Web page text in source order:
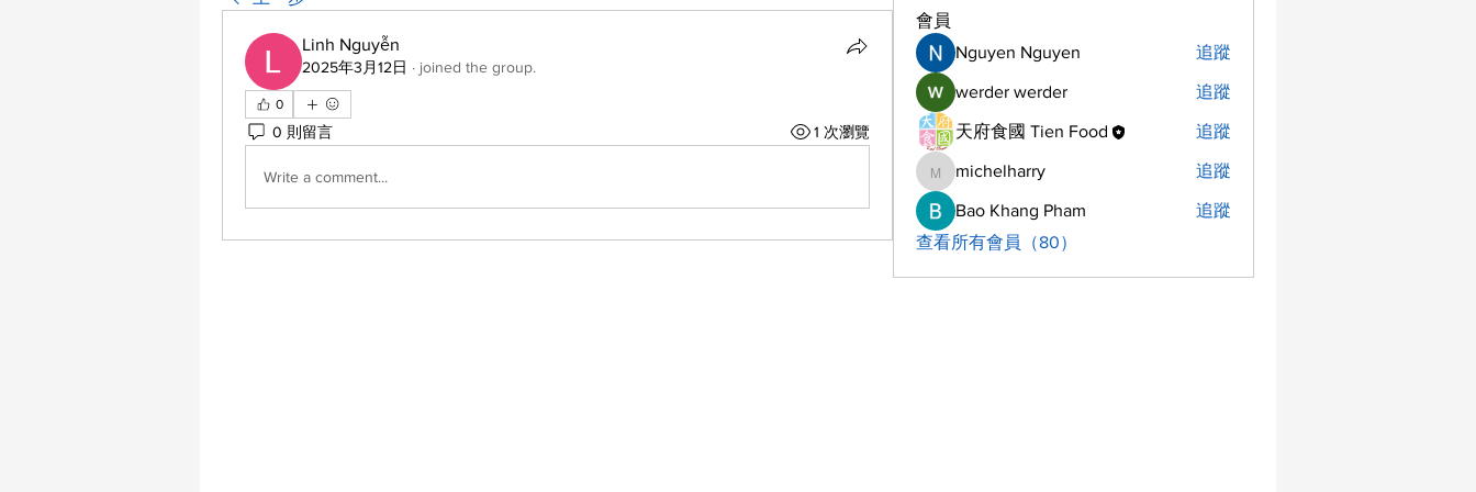
Linh Nguyễn
2025年3月12日 · joined the group.
0
0 則留言 1 次瀏覽
Write a comment...
會員
Nguyen Nguyen
追蹤
werder werder 追蹤
天府食國 Tien Food 追蹤
michelharry
michelharry 追蹤
Bao Khang Pham
追蹤
查看所有會員（80）